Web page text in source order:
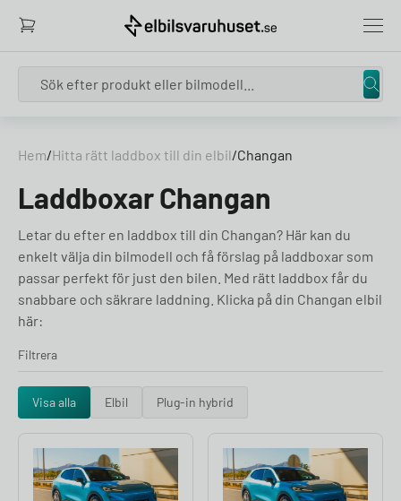
Hem/Hitta rätt laddbox till din elbil/Changan
Laddboxar Changan
Letar du efter en laddbox till din Changan? Här kan du
enkelt välja din bilmodell och få förslag på laddboxar som
passar perfekt för just den bilen. Med rätt laddbox får du
snabbare och säkrare laddning. Klicka på din Changan elbil
här:
Filtrera
Visa alla Elbil Plug-in hybrid